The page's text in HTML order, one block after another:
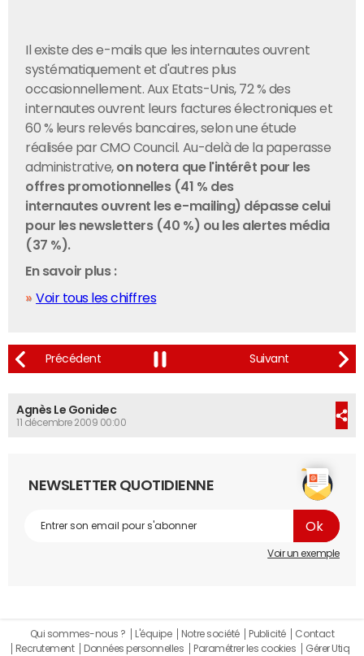
Il existe des e-mails que les internautes ouvrent
systématiquement et d'autres plus
occasionnellement. Aux Etats-Unis, 72 % des
internautes ouvrent leurs factures électroniques et
60 % leurs relevés bancaires, selon une étude
réalisée par CMO Council. Au-delà de la paperasse
administrative, on notera que l'intérêt pour les
offres promotionnelles (41 % des
internautes ouvrent les e-mailing) dépasse celui
pour les newsletters (40 %) ou les alertes média
(37 %).
En savoir plus :
Voir tous les chiffres
Agnès Le Gonidec
11 décembre 2009 00:00
NEWSLETTER QUOTIDIENNE
Voir un exemple
Qui sommes-nous ? L'équipe Notre société Publicité
Contact
Recrutement
Données personnelles Paramétrer les cookies Gérer Utiq